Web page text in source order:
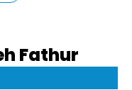
Fathur